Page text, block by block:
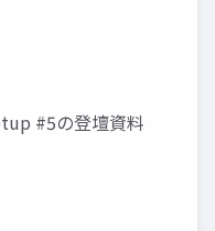
#5の登壇資料